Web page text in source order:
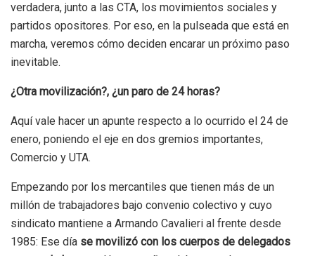
verdadera, junto a las CTA, los movimientos sociales y
partidos opositores. Por eso, en la pulseada que está en
marcha, veremos cómo deciden encarar un próximo paso
inevitable.
¿Otra movilización?, ¿un paro de 24 horas?
Aquí vale hacer un apunte respecto a lo ocurrido el 24 de
enero, poniendo el eje en dos gremios importantes,
Comercio y UTA.
Empezando por los mercantiles que tienen más de un
millón de trabajadores bajo convenio colectivo y cuyo
sindicato mantiene a Armando Cavalieri al frente desde
1985: Ese día se movilizó con los cuerpos de delegados